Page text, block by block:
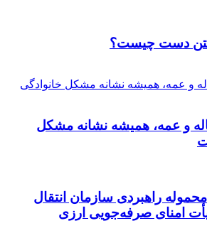
دست چیست؟
و عمه، همیشه نشانه مشکل
راهبردی سازمان انتقال
امنای صرفه‌جویی ارزی